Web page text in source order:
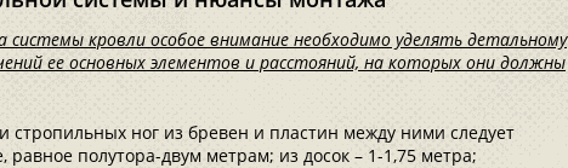
системы кровли особое внимание необходимо уделять детальному
ее основных элементов и расстояний, на которых они должны
стропильных ног из бревен и пластин между ними следует
равное полутора-двум метрам; из досок – 1-1,75 метра;